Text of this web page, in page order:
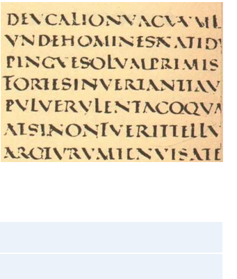
NYILVÁNTARTÁSOK
KÉPVISELŐ-TESTÜLET
TELEPÜLÉS ARCULATI
KÉZIKÖNYV